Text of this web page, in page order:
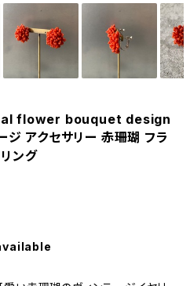
flower bouquet design
アクセサリー 赤珊瑚 フラ
ング